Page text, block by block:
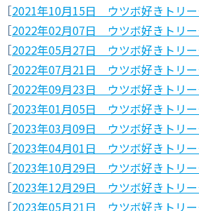
［2021年10月15日 ウツボ好きトリ
［2022年02月07日 ウツボ好きトリ
［2022年05月27日 ウツボ好きトリ
［2022年07月21日 ウツボ好きトリー
［2022年09月23日 ウツボ好きトリ
［2023年01月05日 ウツボ好きトリ
［2023年03月09日 ウツボ好きトリ
［2023年04月01日 ウツボ好きトリ
［2023年10月29日 ウツボ好きトリ
［2023年12月29日 ウツボ好きトリ
［2023年05月21日 ウツボ好きトリ